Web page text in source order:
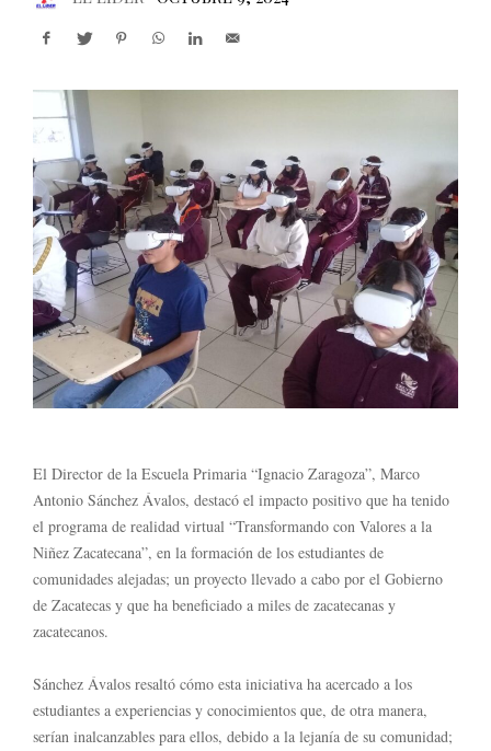
El Director de la Escuela Primaria “Ignacio Zaragoza”, Marco
Antonio Sánchez Ávalos, destacó el impacto positivo que ha tenido
el programa de realidad virtual “Transformando con Valores a la
Niñez Zacatecana”, en la formación de los estudiantes de
comunidades alejadas; un proyecto llevado a cabo por el Gobierno
de Zacatecas y que ha beneficiado a miles de zacatecanas y
zacatecanos.
Sánchez Ávalos resaltó cómo esta iniciativa ha acercado a los
estudiantes a experiencias y conocimientos que, de otra manera,
serían inalcanzables para ellos, debido a la lejanía de su comunidad;